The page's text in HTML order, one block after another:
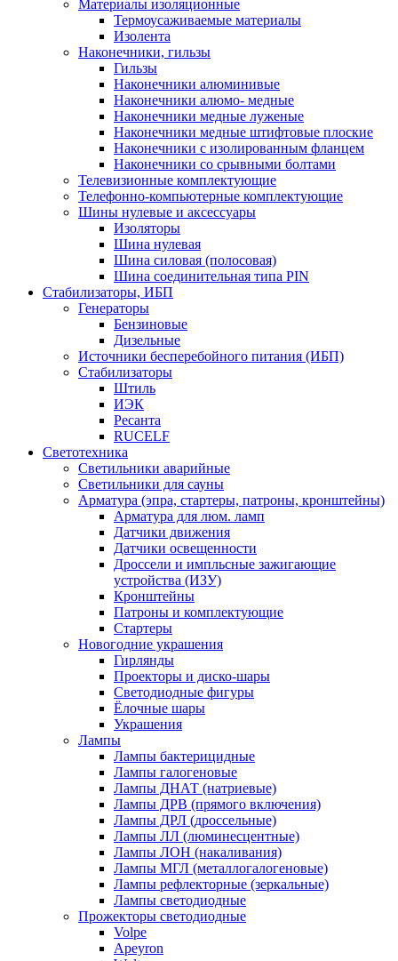
Материалы изоляционные
Термоусаживаемые матeриалы
Изолента
Наконечники, гильзы
Гильзы
Наконечники алюминивые
Наконечники алюмо- медные
Наконечники медные луженые
Наконечники медные штифтовые плоские
Наконечники с изолированным фланцем
Наконечники со срывными болтами
Телевизионные комплектующие
Телефонно-компьютерные комплектующие
Шины нулевые и аксессуары
Изоляторы
Шина нулевая
Шина силовая (полосовая)
Шина соединительная типа PIN
Стабилизаторы, ИБП
Генераторы
Бензиновые
Дизельные
Источники бесперебойного питания (ИБП)
Стабилизаторы
Штиль
ИЭК
Ресанта
RUCELF
Светотехника
Светильники аварийные
Светильники для сауны
Арматура (эпра, стартеры, патроны, кронштейны)
Арматура для люм. ламп
Датчики движения
Датчики освещенности
Дроссели и импльсные зажигающие
устройства (ИЗУ)
Кронштейны
Патроны и комплектующие
Стартеры
Новогодние украшения
Гирлянды
Проекторы и диско-шары
Светодиодные фигуры
Ёлочные шары
Украшения
Лампы
Лампы бактерицидные
Лампы галогеновые
Лампы ДНАТ (натриевые)
Лампы ДРВ (прямого включения)
Лампы ДРЛ (дроссельные)
Лампы ЛЛ (люминесцентные)
Лампы ЛОН (накаливания)
Лампы МГЛ (металлогалогеновые)
Лампы рефлекторные (зеркальные)
Лампы светодиодные
Прожекторы светодиодные
Volpe
Apeyron